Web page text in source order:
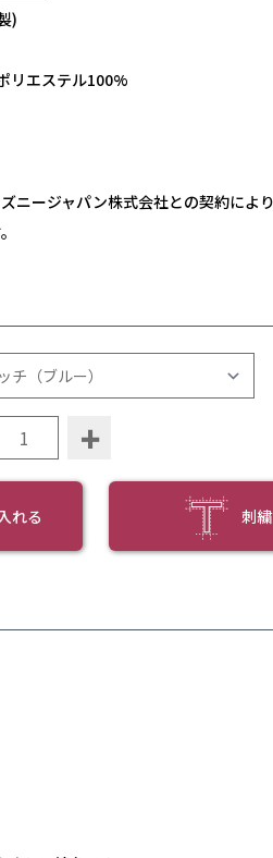
)
リエステル100%
ニージャパン株式会社との契約によ
+
れる 刺